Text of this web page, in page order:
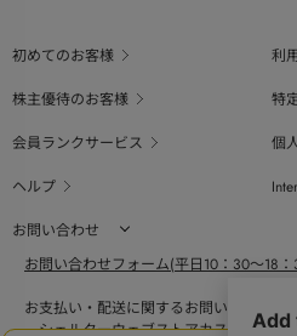
初めてのお客様
利
株主優待のお客様
特
会員ランクサービス
個
ヘルプ
お問い合わせ
お問い合わせフォーム(平日10：30～18
お支払い・配送に関するお問い合わせ（
シェルターウェブストアカスタマーセ